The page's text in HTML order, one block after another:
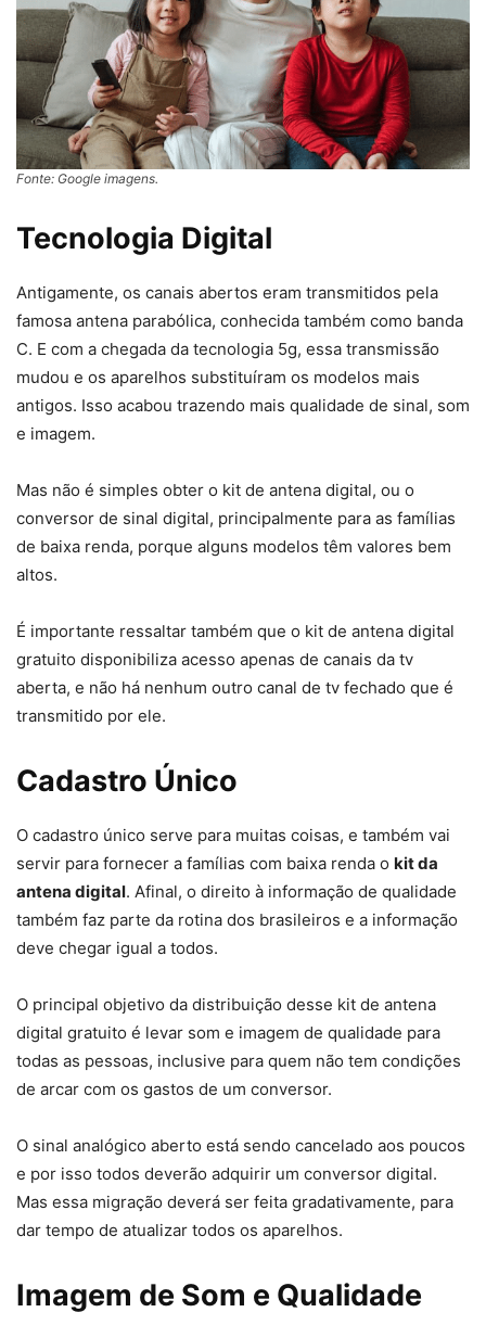
Fonte: Google imagens.
Tecnologia Digital
Antigamente, os canais abertos eram transmitidos pela
famosa antena parabólica, conhecida também como banda
C. E com a chegada da tecnologia 5g, essa transmissão
mudou e os aparelhos substituíram os modelos mais
antigos. Isso acabou trazendo mais qualidade de sinal, som
e imagem.
Mas não é simples obter o kit de antena digital, ou o
conversor de sinal digital, principalmente para as famílias
de baixa renda, porque alguns modelos têm valores bem
altos.
É importante ressaltar também que o kit de antena digital
gratuito disponibiliza acesso apenas de canais da tv
aberta, e não há nenhum outro canal de tv fechado que é
transmitido por ele.
Cadastro Único
O cadastro único serve para muitas coisas, e também vai
servir para fornecer a famílias com baixa renda o kit da
antena digital. Afinal, o direito à informação de qualidade
também faz parte da rotina dos brasileiros e a informação
deve chegar igual a todos.
O principal objetivo da distribuição desse kit de antena
digital gratuito é levar som e imagem de qualidade para
todas as pessoas, inclusive para quem não tem condições
de arcar com os gastos de um conversor.
O sinal analógico aberto está sendo cancelado aos poucos
e por isso todos deverão adquirir um conversor digital.
Mas essa migração deverá ser feita gradativamente, para
dar tempo de atualizar todos os aparelhos.
Imagem de Som e Qualidade